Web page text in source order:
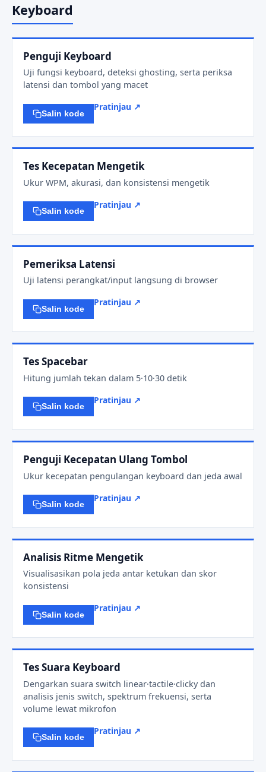
Keyboard
Penguji Keyboard
Uji fungsi keyboard, deteksi ghosting, serta periksa
latensi dan tombol yang macet
Salin kode
Pratinjau ↗
Tes Kecepatan Mengetik
Ukur WPM, akurasi, dan konsistensi mengetik
Salin kode
Pratinjau ↗
Pemeriksa Latensi
Uji latensi perangkat/input langsung di browser
Salin kode
Pratinjau ↗
Tes Spacebar
Hitung jumlah tekan dalam 5·10·30 detik
Salin kode
Pratinjau ↗
Penguji Kecepatan Ulang Tombol
Ukur kecepatan pengulangan keyboard dan jeda awal
Salin kode
Pratinjau ↗
Analisis Ritme Mengetik
Visualisasikan pola jeda antar ketukan dan skor
konsistensi
Salin kode
Pratinjau ↗
Tes Suara Keyboard
Dengarkan suara switch linear·tactile·clicky dan
analisis jenis switch, spektrum frekuensi, serta
volume lewat mikrofon
Salin kode
Pratinjau ↗